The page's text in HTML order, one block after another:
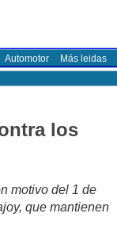
Automotor Más leidas
los
motivo del 1 de
que mantienen